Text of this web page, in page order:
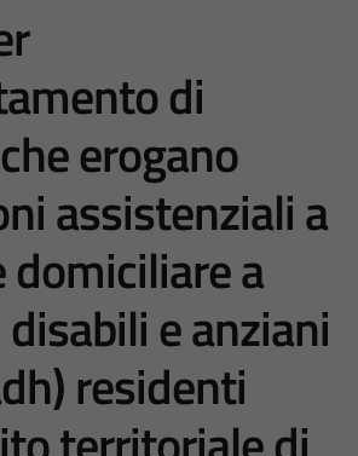
di
erogano
assistenziali a
a
e anziani
residenti